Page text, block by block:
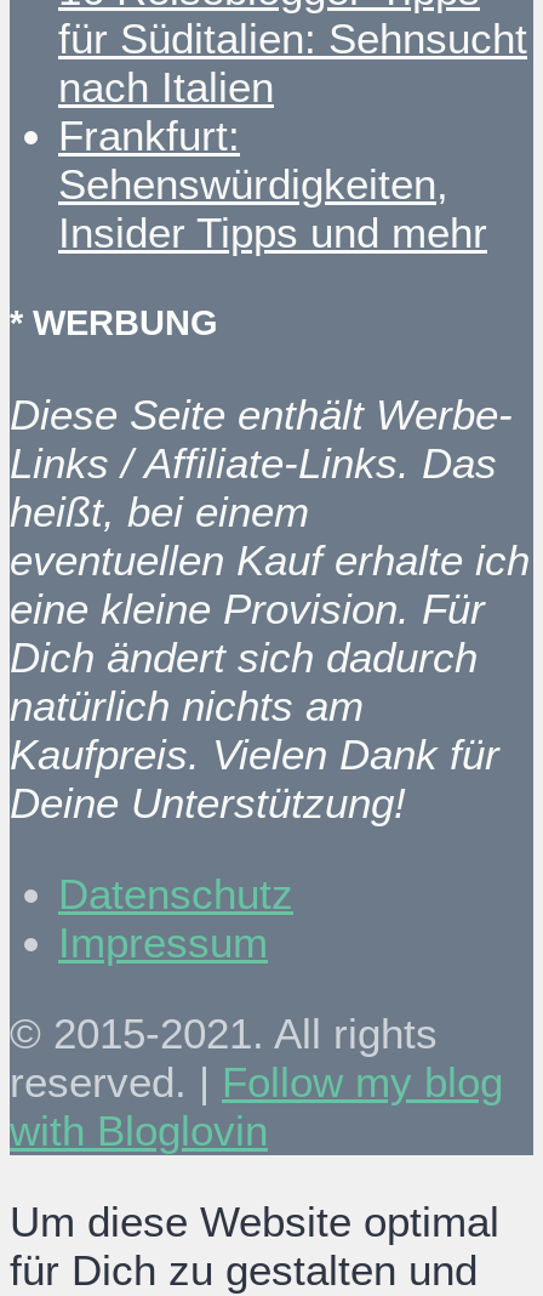
für Süditalien: Sehnsucht
nach Italien
Frankfurt:
Sehenswürdigkeiten,
Insider Tipps und mehr
* WERBUNG
Diese Seite enthält Werbe-
Links / Affiliate-Links. Das
heißt, bei einem
eventuellen Kauf erhalte ich
eine kleine Provision. Für
Dich ändert sich dadurch
natürlich nichts am
Kaufpreis. Vielen Dank für
Deine Unterstützung!
Datenschutz
Impressum
© 2015-2021. All rights
reserved. | Follow my blog
with Bloglovin
Um diese Website optimal
für Dich zu gestalten und